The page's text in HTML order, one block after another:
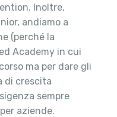
Inoltre,
andiamo a
(perché la
Academy in cui
ma per dare gli
di crescita
sempre
aziende.